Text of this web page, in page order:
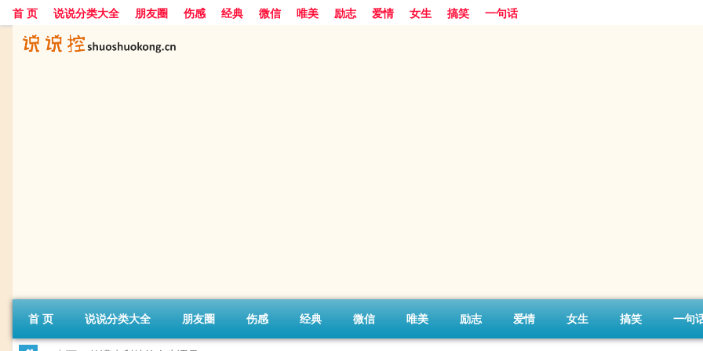
首 页 说说分类大全 朋友圈 伤感 经典 微信 唯美 励志 爱情 女生 搞笑 一句话
首 页 说说分类大全 朋友圈 伤感 经典 微信 唯美 励志 爱情 女生 搞笑 一句